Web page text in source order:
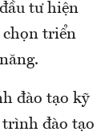
tư hiện
chọn triển
đào tạo kỹ
trình đào tạo